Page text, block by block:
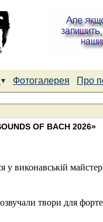
Фотогалерея Про
OF BACH 2026»
виконавській
твори для